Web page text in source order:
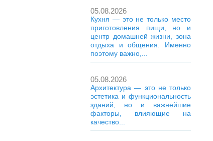
05.08.2026
Кухня — это не только место
приготовления пищи, но и
центр домашней жизни, зона
отдыха и общения. Именно
поэтому важно,...
05.08.2026
Архитектура — это не только
эстетика и функциональность
зданий, но и важнейшие
факторы, влияющие на
качество...